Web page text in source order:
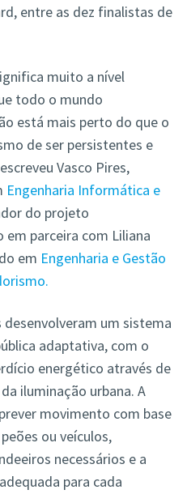
entre as dez finalistas de
muito a nível
todo o mundo
está mais perto do que o
de ser persistentes e
Vasco Pires,
Engenharia Informática e
do projeto
em parceira com Liliana
em Engenharia e Gestão
um sistema
adaptativa, com o
energético através de
iluminação urbana. A
movimento com base
ou veículos,
necessários e a
para cada